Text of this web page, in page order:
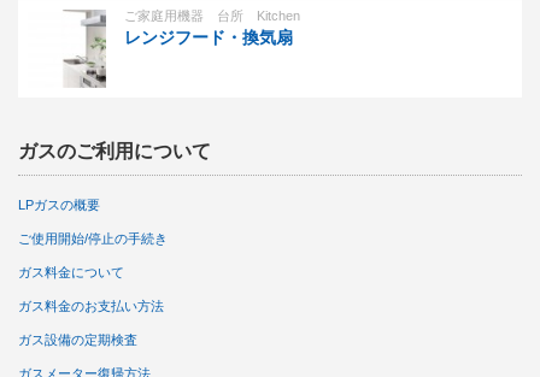
ご家庭用機器 台所 Kitchen
レンジフード・換気扇
ガスのご利用について
LPガスの概要
ご使用開始/停止の手続き
ガス料金について
ガス料金のお支払い方法
ガス設備の定期検査
ガスメーター復帰方法